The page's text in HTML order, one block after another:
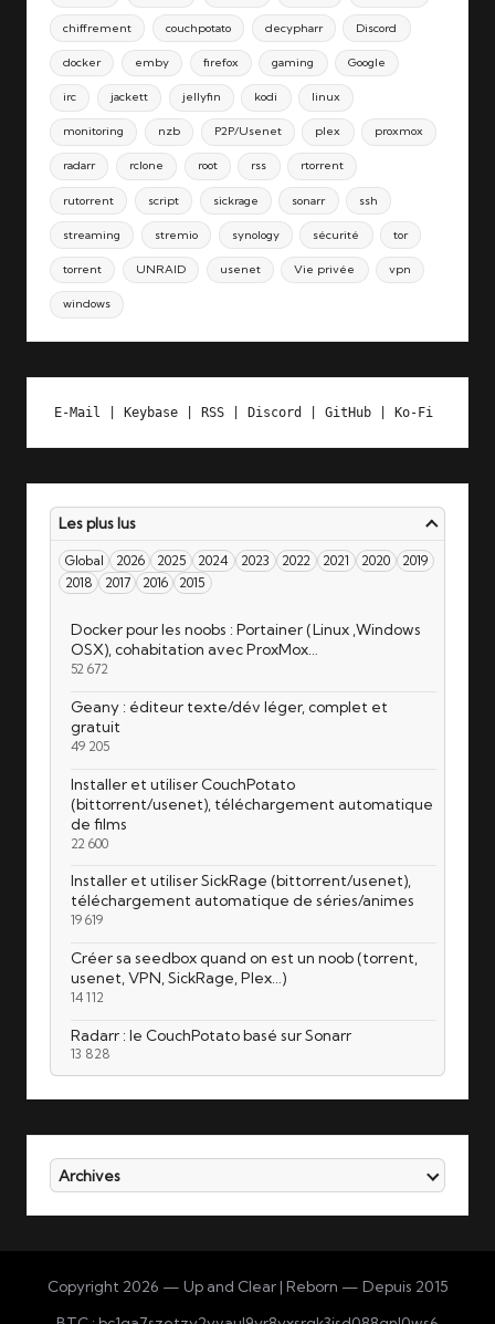
chiffrement couchpotato decypharr Discord
docker emby firefox gaming Google
irc jackett jellyfin kodi linux
monitoring nzb P2P/Usenet plex proxmox
radarr rclone root rss rtorrent
rutorrent script sickrage sonarr ssh
streaming stremio synology sécurité tor
torrent UNRAID usenet Vie privée vpn
windows
E-Mail Keybase | RSS | Discord GitHub | Ko-Fi
Les plus lus
Global 2026 2025 2024 2023 2022 2021 2020
2019
2018
2017 2016 2015
Docker pour les noobs : Portainer (Linux ,Windows
OSX), cohabitation avec ProxMox…
52 672
Geany : éditeur texte/dév léger, complet et
gratuit
49 205
Installer et utiliser CouchPotato
(bittorrent/usenet), téléchargement automatique
de films
22 600
Installer et utiliser SickRage (bittorrent/usenet),
téléchargement automatique de séries/animes
19 619
Créer sa seedbox quand on est un noob (torrent,
usenet, VPN, SickRage, Plex…)
14 112
Radarr : le CouchPotato basé sur Sonarr
13 828
Archives
Copyright 2026 — Up and Clear | Reborn — Depuis 2015